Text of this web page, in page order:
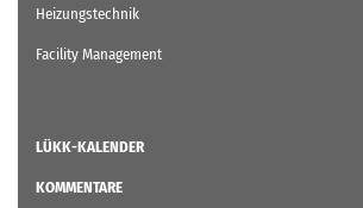
Heizungstechnik
Facility Management
LÜKK-KALENDER
KOMMENTARE